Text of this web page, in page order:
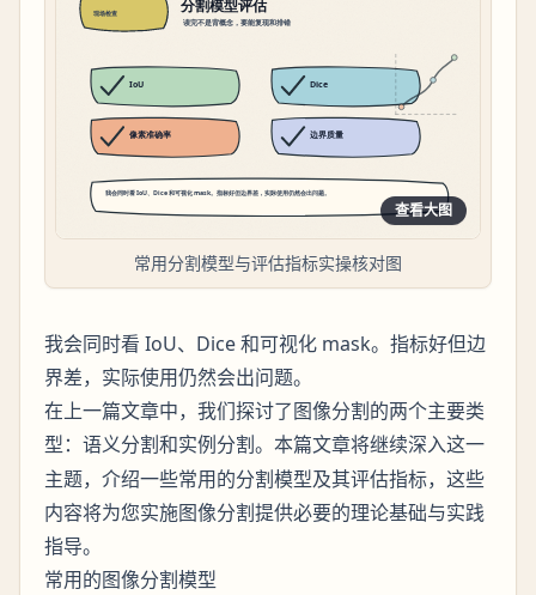
查看大图
常用分割模型与评估指标实操核对图
我会同时看 IoU、Dice 和可视化 mask。指标好但边
界差，实际使用仍然会出问题。
在上一篇文章中，我们探讨了图像分割的两个主要类
型： 语义分割 和实例分割 。本篇文章将继续深入这一
主题，介绍一些常用的分割模型及其评估指标，这些
内容将为您实施图像分割提供必要的理论基础与实践
指导。
常用的图像分割模型